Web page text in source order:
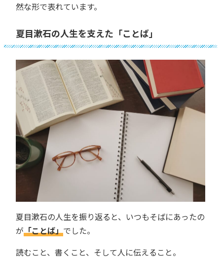
然な形で表れています。
夏目漱石の人生を支えた「ことば」
夏目漱石の人生を振り返ると、いつもそばにあったの
が「ことば」でした。
読むこと、書くこと、そして人に伝えること。